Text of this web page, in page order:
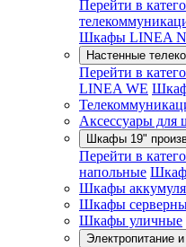
Перейти в
Шкафы LINEA N
Настенные
Перейти в
LINEA WE
Аксессуары для
Шкафы 19"
Перейти в
напольные
Шкафы
Шкафы
Шкафы уличные
Электропитание